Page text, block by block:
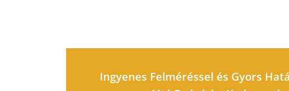
Ingyenes Felméréssel és Gyors